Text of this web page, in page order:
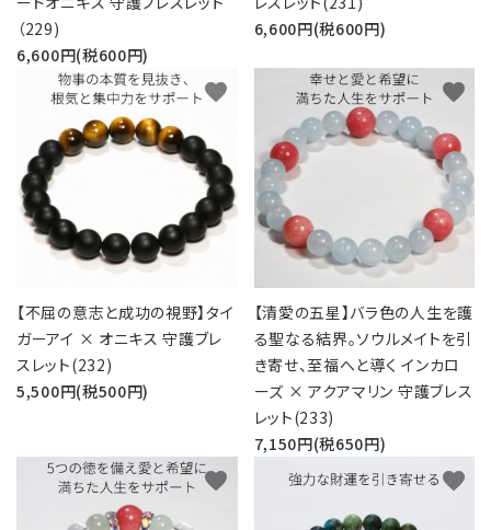
（229)
6,600円(税600円)
6,600円(税600円)
【不屈の意志と成功の視野】タイ
ガーアイ × オニキス 守護ブレ
スレット(232)
5,500円(税500円)
favorite
【清愛の五星】バラ色の人生を護
る聖なる結界。ソウルメイトを引
き寄せ、至福へと導く インカロ
ーズ × アクアマリン 守護ブレス
レット(233)
7,150円(税650円)
favorite
favorite favorite